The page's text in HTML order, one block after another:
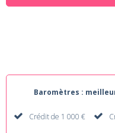
Baromètres :
Crédit de 1 000 €